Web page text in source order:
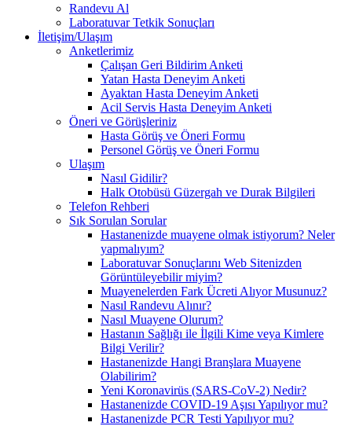
Randevu Al
Laboratuvar Tetkik Sonuçları
İletişim/Ulaşım
Anketlerimiz
Çalışan Geri Bildirim Anketi
Yatan Hasta Deneyim Anketi
Ayaktan Hasta Deneyim Anketi
Acil Servis Hasta Deneyim Anketi
Öneri ve Görüşleriniz
Hasta Görüş ve Öneri Formu
Personel Görüş ve Öneri Formu
Ulaşım
Nasıl Gidilir?
Halk Otobüsü Güzergah ve Durak Bilgileri
Telefon Rehberi
Sık Sorulan Sorular
Hastanenizde muayene olmak istiyorum? Neler
yapmalıyım?
Laboratuvar Sonuçlarını Web Sitenizden
Görüntüleyebilir miyim?
Muayenelerden Fark Ücreti Alıyor Musunuz?
Nasıl Randevu Alınır?
Nasıl Muayene Olurum?
Hastanın Sağlığı ile İlgili Kime veya Kimlere
Bilgi Verilir?
Hastanenizde Hangi Branşlara Muayene
Olabilirim?
Yeni Koronavirüs (SARS-CoV-2) Nedir?
Hastanenizde COVID-19 Aşısı Yapılıyor mu?
Hastanenizde PCR Testi Yapılıyor mu?